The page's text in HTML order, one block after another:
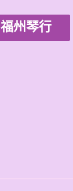
福州琴行